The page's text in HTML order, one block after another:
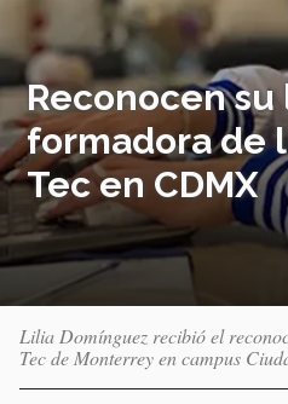
Reconocen
formadora de
Tec en CDMX
Lilia Domínguez recibió el
Tec de Monterrey en campus